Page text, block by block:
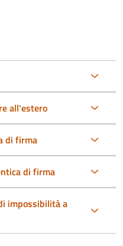
all'estero
di firma
di firma
impossibilità a